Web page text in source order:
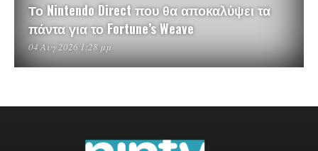
Το Nintendo Direct που θα αποκαλύψει τα
πάντα για το Fortune’s Weave
04 Αυγ 2026 1:28 μμ